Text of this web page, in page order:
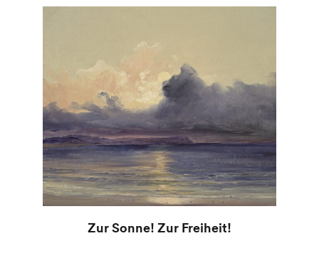
Zur Sonne! Zur Freiheit!